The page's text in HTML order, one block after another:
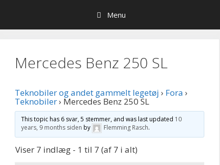
indhold
Menu
Mercedes Benz 250 SL
Teknobiler og andet gammelt legetøj › Fora ›
Teknobiler› Mercedes Benz 250 SL
This topic has 6 svar, 5 stemmer, and was last updated 10
years, 9 months siden by Flemming Rasch.
Viser 7 indlæg - 1 til 7 (af 7 i alt)